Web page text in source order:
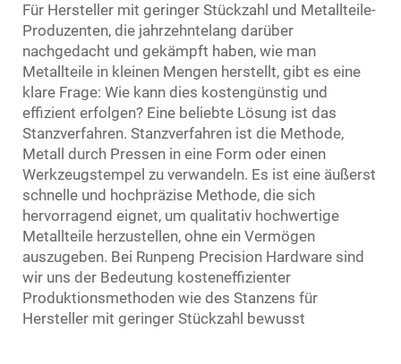
Für Hersteller mit geringer Stückzahl und Metallteile-
Produzenten, die jahrzehntelang darüber
nachgedacht und gekämpft haben, wie man
Metallteile in kleinen Mengen herstellt, gibt es eine
klare Frage: Wie kann dies kostengünstig und
effizient erfolgen? Eine beliebte Lösung ist das
Stanzverfahren. Stanzverfahren ist die Methode,
Metall durch Pressen in eine Form oder einen
Werkzeugstempel zu verwandeln. Es ist eine äußerst
schnelle und hochpräzise Methode, die sich
hervorragend eignet, um qualitativ hochwertige
Metallteile herzustellen, ohne ein Vermögen
auszugeben. Bei Runpeng Precision Hardware sind
wir uns der Bedeutung kosteneffizienter
Produktionsmethoden wie des Stanzens für
Hersteller mit geringer Stückzahl bewusst